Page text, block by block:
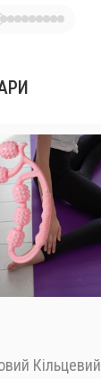
Кільцевий